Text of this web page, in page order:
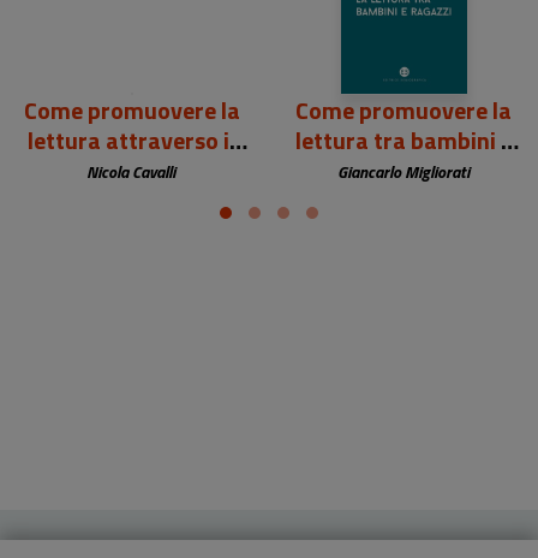
Come promuovere la
lettura attraverso il
social reading
Nicola Cavalli
Come promuovere la
lettura tra bambini e
ragazzi
Giancarlo Migliorati